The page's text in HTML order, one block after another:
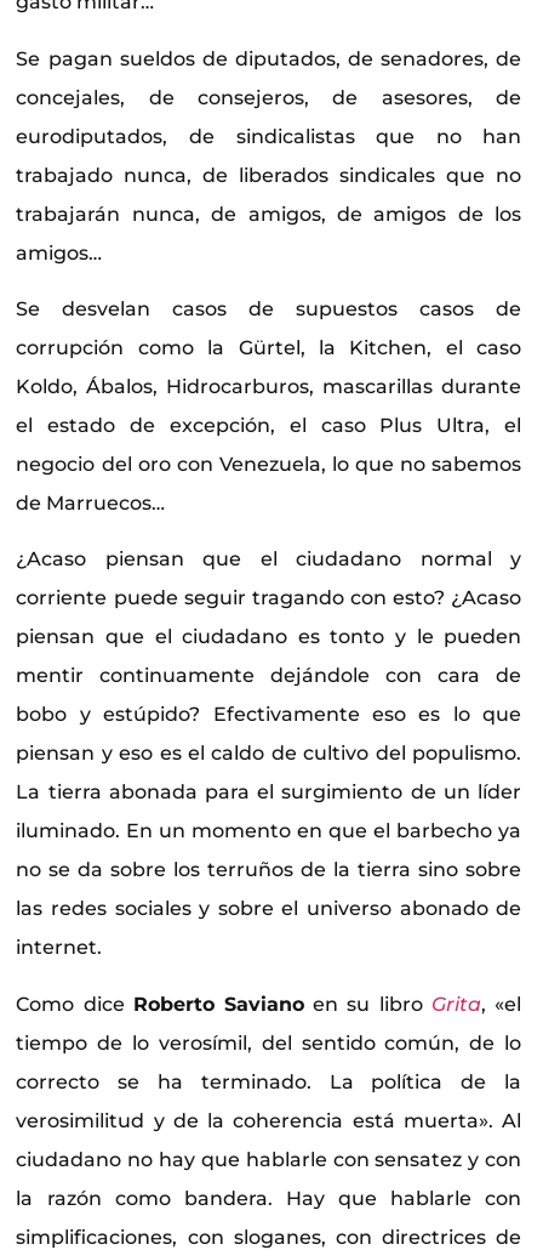
Se pagan sueldos de diputados, de senadores, de
concejales, de consejeros, de asesores, de
eurodiputados, de sindicalistas que no han
trabajado nunca, de liberados sindicales que no
trabajarán nunca, de amigos, de amigos de los
amigos…
Se desvelan casos de supuestos casos de
corrupción como la Gürtel, la Kitchen, el caso
Koldo, Ábalos, Hidrocarburos, mascarillas durante
el estado de excepción, el caso Plus Ultra, el
negocio del oro con Venezuela, lo que no sabemos
de Marruecos…
¿Acaso piensan que el ciudadano normal y
corriente puede seguir tragando con esto? ¿Acaso
piensan que el ciudadano es tonto y le pueden
mentir continuamente dejándole con cara de
bobo y estúpido? Efectivamente eso es lo que
piensan y eso es el caldo de cultivo del populismo.
La tierra abonada para el surgimiento de un líder
iluminado. En un momento en que el barbecho ya
no se da sobre los terruños de la tierra sino sobre
las redes sociales y sobre el universo abonado de
internet.
Como dice Roberto Saviano en su libro Grita, «el
tiempo de lo verosímil, del sentido común, de lo
correcto se ha terminado. La política de la
verosimilitud y de la coherencia está muerta». Al
ciudadano no hay que hablarle con sensatez y con
la razón como bandera. Hay que hablarle con
simplificaciones, con sloganes, con directrices de